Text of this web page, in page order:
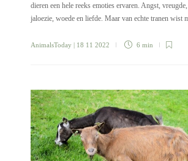
dieren een hele reeks emoties ervaren. Angst,
jaloezie, woede en liefde. Maar van echte tranen wist
AnimalsToday | 18 11 2022 6 min